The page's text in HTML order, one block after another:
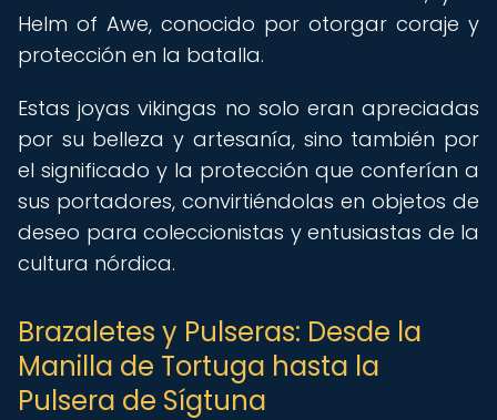
Helm of Awe, conocido por otorgar coraje y
protección en la batalla.
Estas joyas vikingas no solo eran apreciadas
por su belleza y artesanía, sino también por
el significado y la protección que conferían a
sus portadores, convirtiéndolas en objetos de
deseo para coleccionistas y entusiastas de la
cultura nórdica.
Brazaletes y Pulseras: Desde la
Manilla de Tortuga hasta la
Pulsera de Sígtuna